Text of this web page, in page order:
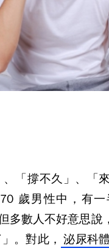
「撐不久」、「
歲男性中，有
多數人不好意思
。對此， 泌尿科